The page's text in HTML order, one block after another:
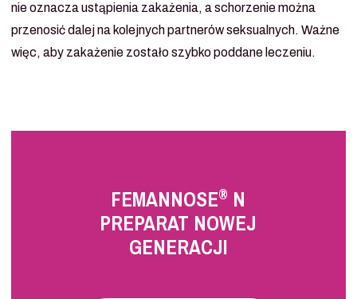
nie oznacza ustąpienia zakażenia, a schorzenie można
przenosić dalej na kolejnych partnerów seksualnych. Ważne
więc, aby zakażenie zostało szybko poddane leczeniu.
FEMANNOSE® N
PREPARAT NOWEJ
GENERACJI